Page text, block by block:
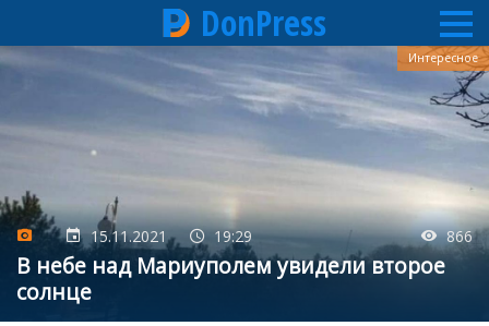
Перейти
содержанию
DonPress
15.11.2021 19:29 866
В небе над Мариуполем увидели второе
солнце
Интересное